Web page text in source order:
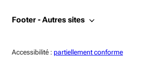
Footer - Autres sites
Accessibilité : Accessiblité:
partiellement conforme